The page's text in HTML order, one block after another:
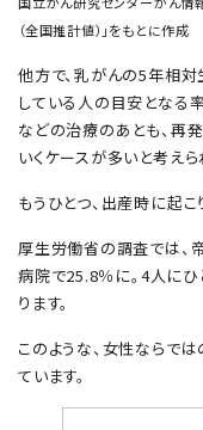
（全国推計値）」をもとに作成
他方で、乳がんの5年相
している人の目安となる
などの治療のあとも、再
いくケースが多いと考えら
もうひとつ、出産時に起
厚生労働省の調査では、
病院で25.8％に。4人に
ります。
このような、女性ならで
ています。